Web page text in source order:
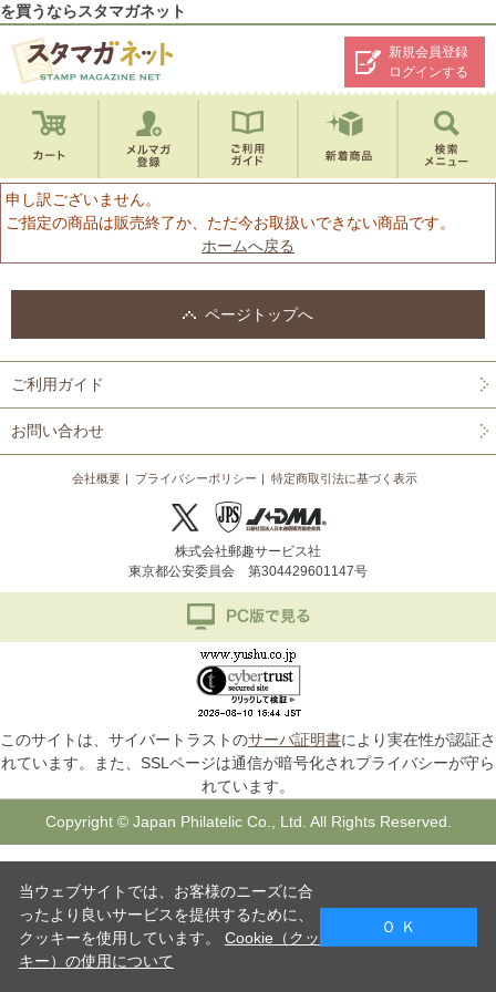
を買うならスタマガネット
新規会員登録
ログインする
申し訳ございません。
ご指定の商品は販売終了か、ただ今お取扱いできない商品です。
ホームへ戻る
ページトップへ
ご利用ガイド
お問い合わせ
会社概要 プライバシーポリシー 特定商取引法に基づく表示
株式会社郵趣サービス社
東京都公安委員会 第304429601147号
このサイトは、サイバートラストのサーバ証明書により実在性が認証さ
れています。また、SSLページは通信が暗号化されプライバシーが守ら
れています。
Copyright © Japan Philatelic Co., Ltd. All Rights Reserved.
当ウェブサイトでは、お客様のニーズに合
ったより良いサービスを提供するために、
クッキーを使用しています。 Cookie（クッ
キー）の使用について
Ｏ Ｋ